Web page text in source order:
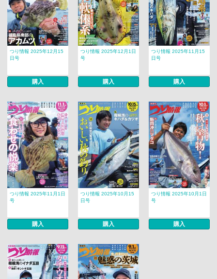
つり情報 2025年12月15
日号
購入
つり情報 2025年12月1日
号
購入
つり情報 2025年11月15
日号
購入
つり情報 2025年11月1日
号
購入
つり情報 2025年10月15
日号
購入
つり情報 2025年10月1日
号
購入